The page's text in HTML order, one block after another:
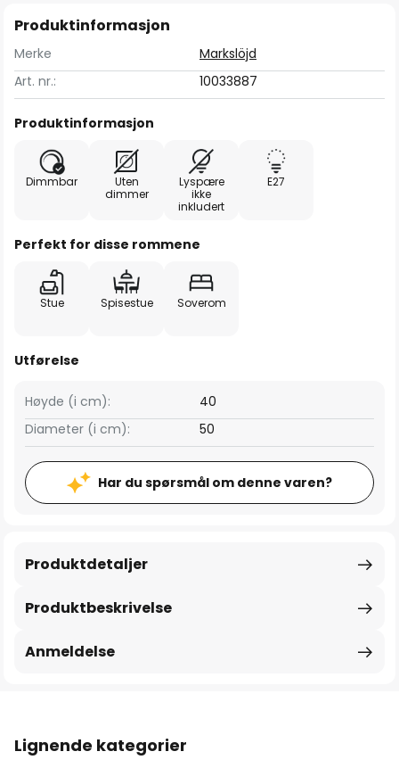
Produktinformasjon
Merke
Markslöjd
Art. nr.:
10033887
Produktinformasjon
Dimmbar
Uten
dimmer
Lyspære
ikke
inkludert
E27
Perfekt for disse rommene
Stue Spisestue Soverom
Utførelse
Høyde (i cm):
40
Diameter (i cm):
50
Har du spørsmål om denne varen?
Produktbeskrivelse
Produktdetaljer
Anmeldelse
Lignende kategorier